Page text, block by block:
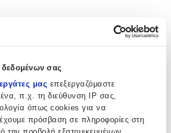
σας
μας επεξεργαζόμαστε
π.χ. τη διεύθυνση IP σας,
όπως cookies για να
πρόσβαση σε πληροφορίες στη